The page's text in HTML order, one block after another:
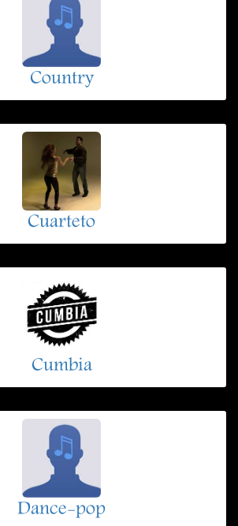
Country
Cuarteto
Cumbia
Dance-pop